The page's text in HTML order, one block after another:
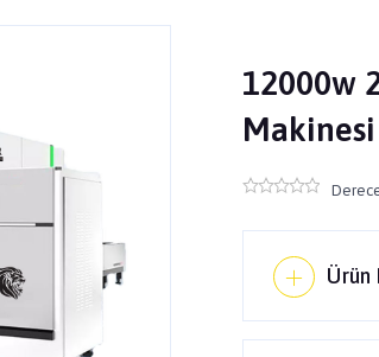
12000w
Makinesi
Ürün